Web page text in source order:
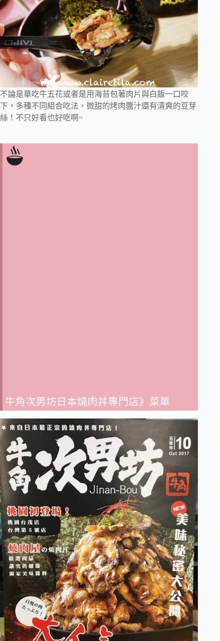
不論是單吃牛五花或者是用海苔包著肉片與白飯一口咬
下，多種不同組合吃法，微甜的烤肉醬汁還有清爽的豆芽
絲！不只好看也好吃啊~
牛角次男坊日本燒肉丼專門店》菜單